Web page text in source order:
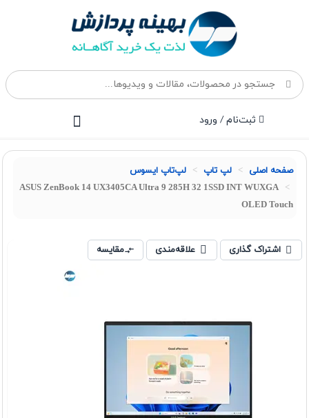
ثبت‌نام / ورود
صفحه اصلی لپ تاپ لپ‌تاپ ایسوس
ASUS ZenBook 14 UX3405CA Ultra 9 285H 32 1SSD INT WUXGA
OLED Touch
اشتراک گذاری علاقه‌مندی مقایسه